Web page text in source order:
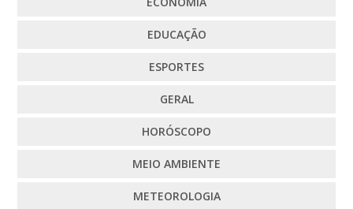
EDUCAÇÃO
ESPORTES
GERAL
HORÓSCOPO
MEIO AMBIENTE
METEOROLOGIA